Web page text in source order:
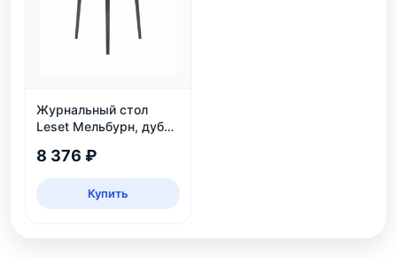
Журнальный стол
Leset Мельбурн, дуб
8 376 ₽
Купить